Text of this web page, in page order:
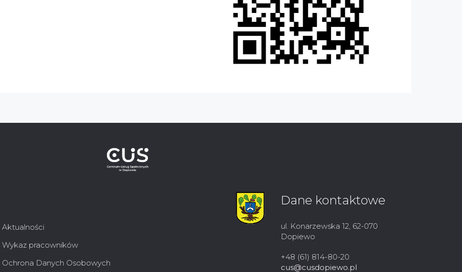
Aktualności
Wykaz pracowników
Ochrona Danych Osobowych
Dane kontaktowe
ul. Konarzewska 12, 62-070
Dopiewo
+48 (61) 814-80-20
cus@cusdopiewo.pl